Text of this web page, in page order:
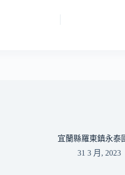
宜蘭縣羅東鎮永泰
31 3 月, 2023